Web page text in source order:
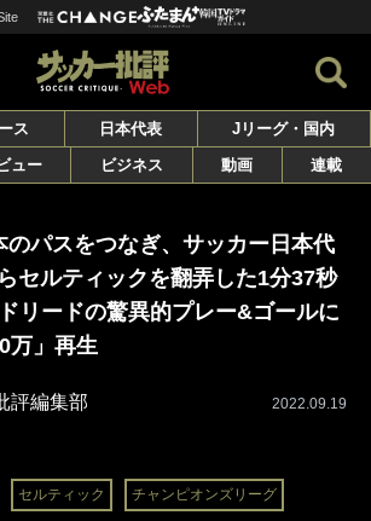
ス 日本代表
Jリーグ・国内
ュー ビジネス 動画 連載
のパスをつなぎ、サッカー日本代
セルティックを翻弄した1分37秒
リードの驚異的プレー&ゴールに
万」再生
評編集部 2022.09.19
セルティック チャンピオンズリーグ